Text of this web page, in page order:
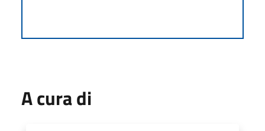
A cura di